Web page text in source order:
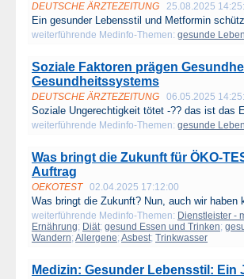
DEUTSCHE ÄRZTEZEITUNG 25.08.2025
Ein gesunder Lebensstil und Metformin
weiterführende Medinfo-Themen: gesunde
Soziale Faktoren prägen
Gesundheitssystems
DEUTSCHE ÄRZTEZEITUNG 06.05.2025
Soziale Ungerechtigkeit tötet -?? das ist das
weiterführende Medinfo-Themen: gesunde
Was bringt die Zukunft für ÖKO-
Auftrag
OEKOTEST 02.04.2025 17:12:00
Was bringt die Zukunft? Nun, auch wir haben
weiterführende Medinfo-Themen: Dienstleister -
Ernährung; Diät; gesund Essen und Trinken;
Wandern; Allergene; Asbest; Trinkwasser
Medizin: Gesunder Lebensstil: Ein